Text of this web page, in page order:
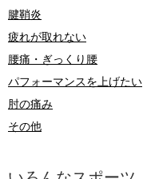
腱鞘炎
疲れが取れない
腰痛・ぎっくり腰
パフォーマンスを上げたい
肘の痛み
その他